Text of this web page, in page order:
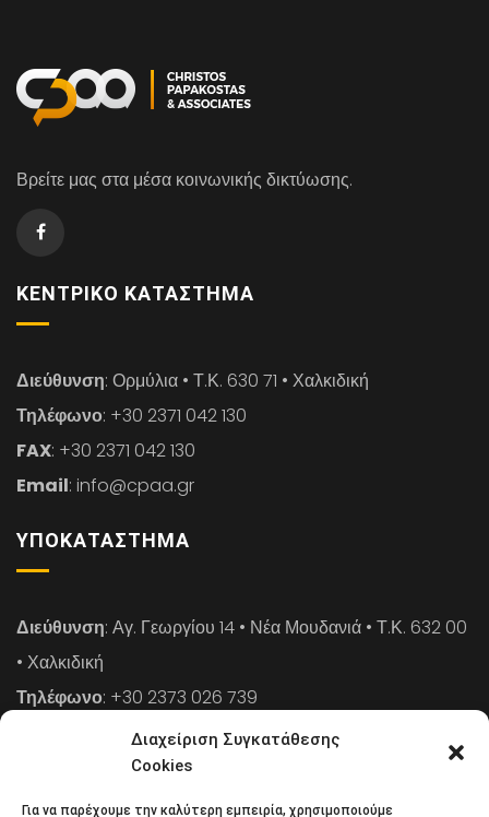
Διαχείριση Συγκατάθεσης
Cookies
Για να παρέχουμε την καλύτερη εμπειρία, χρησιμοποιούμε
Βρείτε μας στα μέσα κοινωνικής δικτύωσης.
ΚΕΝΤΡΙΚΌ ΚΑΤΆΣΤΗΜΑ
Διεύθυνση: Ορμύλια • Τ.Κ. 630 71 • Χαλκιδική
Τηλέφωνο: +30 2371 042 130
FAX: +30 2371 042 130
Email: info@cpaa.gr
ΥΠΟΚΑΤΆΣΤΗΜΑ
Διεύθυνση: Αγ. Γεωργίου 14 • Νέα Μουδανιά • Τ.Κ. 632 00
• Χαλκιδική
Τηλέφωνο: +30 2373 026 739
: +30 2373 026 739
: info@cpaa.gr